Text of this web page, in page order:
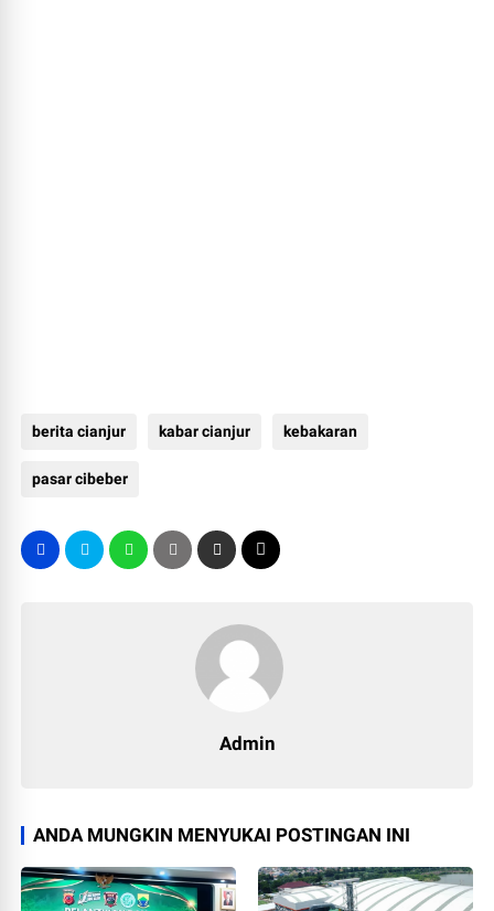
berita cianjur kabar cianjur kebakaran
pasar cibeber
Admin
ANDA MUNGKIN MENYUKAI POSTINGAN INI